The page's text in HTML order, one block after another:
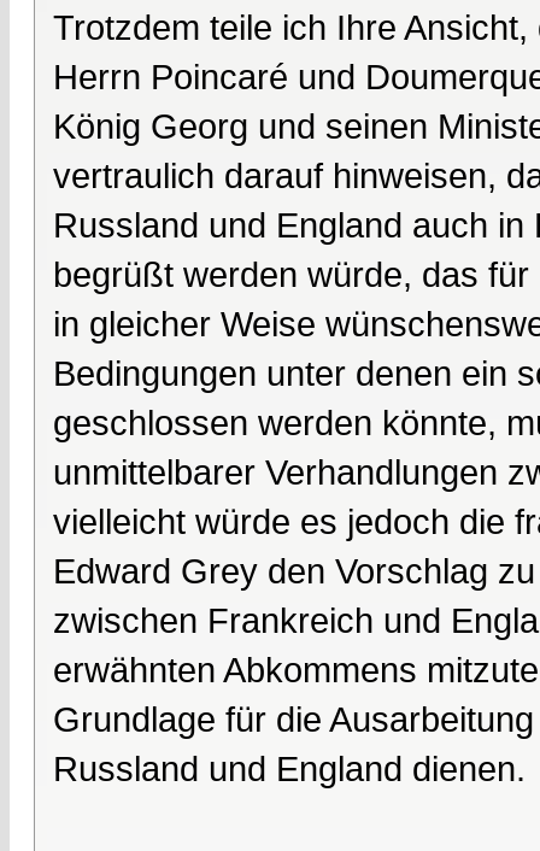
Trotzdem teile ich Ihre
Herrn Poincaré und
König Georg und seinen
vertraulich darauf hinweisen,
Russland und England auch
begrüßt werden würde, das
in gleicher Weise
Bedingungen unter denen ein
geschlossen werden könnte,
unmittelbarer Verhandlungen
vielleicht würde es jedoch die
Edward Grey den Vorschlag
zwischen Frankreich und
erwähnten Abkommens
Grundlage für die
Russland und England dienen.